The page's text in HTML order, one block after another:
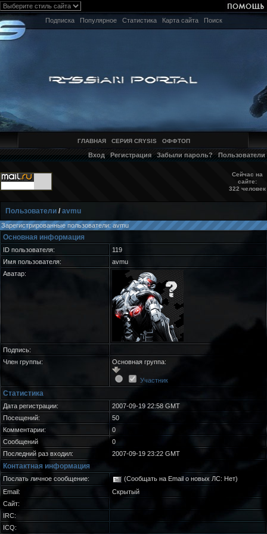
Подписка Популярное Статистика Карта сайта Поиск
ГЛАВНАЯ СЕРИЯ CRYSIS ОФФТОП
Вход Регистрация Забыли пароль? Пользователи
Сейчас на
сайте:
322 человек
Пользователи /avmu
Зарегистрированные пользователи: avmu
Основная информация
ID пользователя:
119
Имя пользователя:
avmu
Аватар:
Подпись:
Член группы:
Основная группа:
Участник
Статистика
Дата регистрации:
2007-09-19 22:58 GMT
Посещений:
50
Комментарии:
0
Сообщений
0
Последний раз входил:
2007-09-19 23:22 GMT
Контактная информация
Послать личное сообщение:
(Сообщать на Email о новых ЛС: Нет)
Email:
Скрытый
Сайт:
IRC:
ICQ: